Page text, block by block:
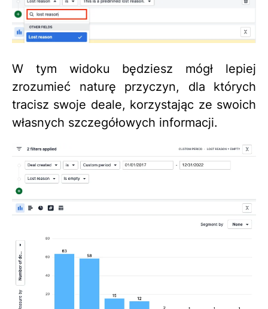
W tym widoku będziesz mógł lepiej
zrozumieć naturę przyczyn, dla których
tracisz swoje deale, korzystając ze swoich
własnych szczegółowych informacji.